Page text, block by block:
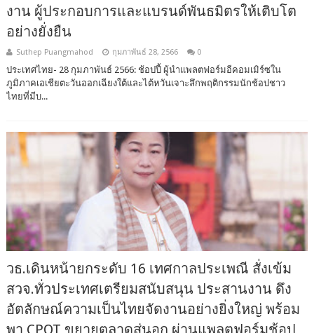
งาน ผู้ประกอบการและแบรนด์พันธมิตรให้เติบโต
อย่างยั่งยืน
Suthep Puangmahod กุมภาพันธ์ 28, 2566 0
ประเทศไทย- 28 กุมภาพันธ์ 2566: ช้อปปี้ ผู้นำแพลตฟอร์มอีคอมเมิร์ซใน
ภูมิภาคเอเชียตะวันออกเฉียงใต้และไต้หวันเจาะลึกพฤติกรรมนักช้อปชาว
ไทยที่มีบ...
วธ.เดินหน้ายกระดับ 16 เทศกาลประเพณี สั่งเข้ม
สวจ.ทั่วประเทศเตรียมสนับสนุน ประสานงาน ดึง
อัตลักษณ์ความเป็นไทยจัดงานอย่างยิ่งใหญ่ พร้อม
พา CPOT ขยายตลาดสู่นอก ผ่านแพลตฟอร์มช้อป